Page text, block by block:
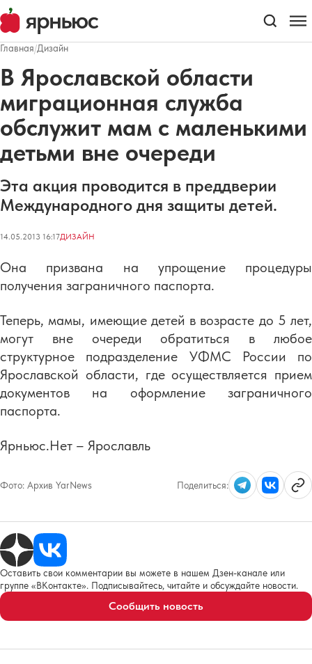
Главная/Дизайн
В Ярославской области
миграционная служба
обслужит мам с маленькими
детьми вне очереди
Эта акция проводится в преддверии
Международного дня защиты детей.
14.05.2013 16:17ДИЗАЙН
Она призвана на упрощение процедуры
получения заграничного паспорта.
Теперь, мамы, имеющие детей в возрасте до 5 лет,
могут вне очереди обратиться в любое
структурное подразделение УФМС России по
Ярославской области, где осуществляется прием
документов на оформление заграничного
паспорта.
Ярньюс.Нет – Ярославль
Фото: Архив YarNews Поделиться:
Оставить свои комментарии вы можете в нашем Дзен-канале или
группе «ВКонтакте». Подписывайтесь, читайте и обсуждайте новости.
Сообщить новость